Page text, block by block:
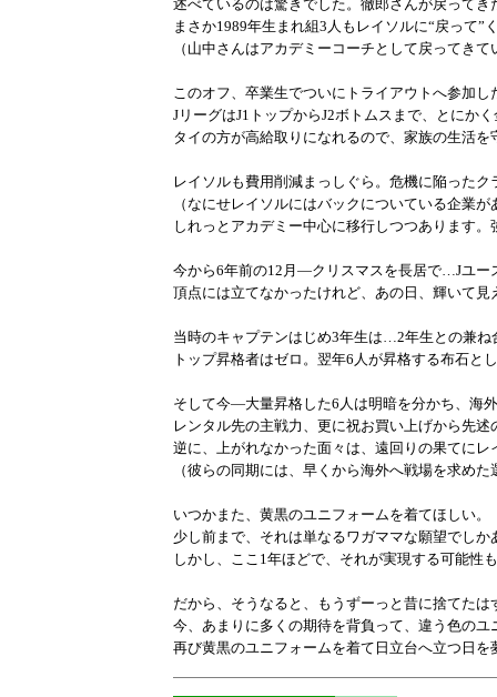
述べているのは驚きでした。徹郎さんが戻って
まさか1989年生まれ組3人もレイソルに“戻って”
（山中さんはアカデミーコーチとして戻ってきて
このオフ、卒業生でついにトライアウトへ参加
JリーグはJ1トップからJ2ボトムスまで、とにか
タイの方が高給取りになれるので、家族の生活
レイソルも費用削減まっしぐら。危機に陥った
（なにせレイソルにはバックについている企業
しれっとアカデミー中心に移行しつつあります
今から6年前の12月―クリスマスを長居で…Jユー
頂点には立てなかったけれど、あの日、輝いて
当時のキャプテンはじめ3年生は…2年生との兼
トップ昇格者はゼロ。翌年6人が昇格する布石と
そして今―大量昇格した6人は明暗を分かち、海
レンタル先の主戦力、更に祝お買い上げから先
逆に、上がれなかった面々は、遠回りの果てにレ
（彼らの同期には、早くから海外へ戦場を求め
いつかまた、黄黒のユニフォームを着てほしい。
少し前まで、それは単なるワガママな願望でしか
しかし、ここ1年ほどで、それが実現する可能性
だから、そうなると、もうずーっと昔に捨てた
今、あまりに多くの期待を背負って、違う色の
再び黄黒のユニフォームを着て日立台へ立つ日